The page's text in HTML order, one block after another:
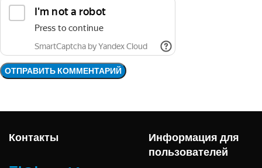
Контакты
Информация для
пользователей